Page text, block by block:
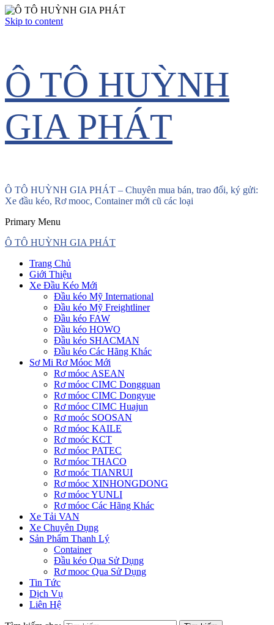
Skip to content
Ô TÔ HUỲNH
GIA PHÁT
Ô TÔ HUỲNH GIA PHÁT – Chuyên mua bán, trao đổi, ký gửi:
Xe đầu kéo, Rơ mooc, Container mới cũ các loại
Primary Menu
Ô TÔ HUỲNH GIA PHÁT
Trang Chủ
Giới Thiệu
Xe Đầu Kéo Mới
Đầu kéo Mỹ International
Đầu kéo Mỹ Freightliner
Đầu kéo FAW
Đầu kéo HOWO
Đầu kéo SHACMAN
Đầu kéo Các Hãng Khác
Sơ Mi Rơ Móoc Mới
Rơ móoc ASEAN
Rơ móoc CIMC Dongguan
Rơ móoc CIMC Dongyue
Rơ móoc CIMC Huajun
Rơ moóc SOOSAN
Rơ móoc KAILE
Rơ moóc KCT
Rơ móoc PATEC
Rơ móoc THACO
Rơ moóc TIANRUI
Rơ móoc XINHONGDONG
Rơ móoc YUNLI
Rơ móoc Các Hãng Khác
Xe Tải VAN
Xe Chuyên Dụng
Sản Phẩm Thanh Lý
Container
Đầu kéo Qua Sử Dụng
Rơ mooc Qua Sử Dụng
Tin Tức
Dịch Vụ
Liên Hệ